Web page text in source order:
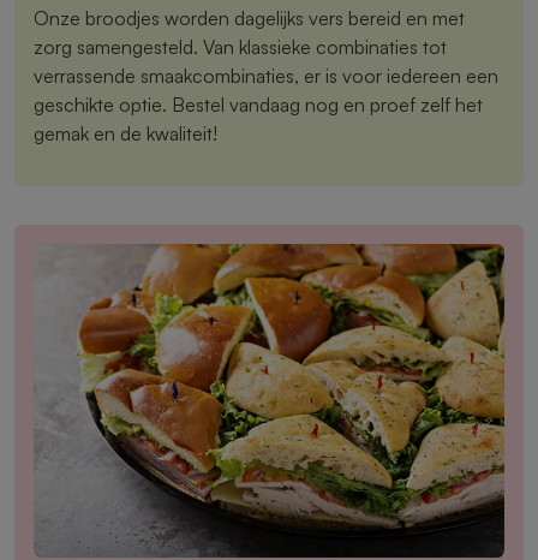
Onze broodjes worden dagelijks vers bereid en met
zorg samengesteld. Van klassieke combinaties tot
verrassende smaakcombinaties, er is voor iedereen een
geschikte optie. Bestel vandaag nog en proef zelf het
gemak en de kwaliteit!